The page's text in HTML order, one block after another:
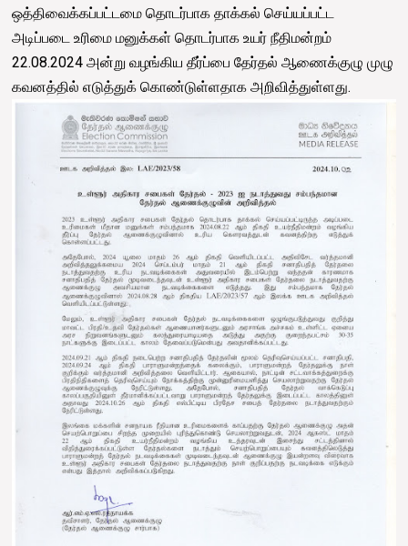
ஒத்திவைக்கப்பட்டமை தொடர்பாக தாக்கல் செய்யப்பட்ட
அடிப்படை உரிமை மனுக்கள் தொடர்பாக உயர் நீதிமன்றம்
22.08.2024 அன்று வழங்கிய தீர்ப்பை தேர்தல் ஆணைக்குழு முழு
கவனத்தில் எடுத்துக் கொண்டுள்ளதாக அறிவித்துள்ளது.